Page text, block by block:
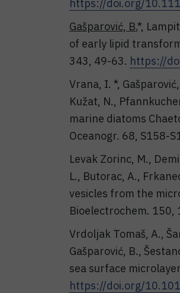
https://doi.org/
Gašparović, B.*,
of early lipid
343, 49-63. https://
Vrana, I. *,
Kužat, N.,
marine diatoms
Oceanogr. 68, S158-
Levak Zorinc, M.,
L., Butorac, A.,
vesicles from the
Bioelectrochem.
Vrdoljak Tomaš, A.,
Gašparović, B.,
sea surface
https://doi.org/